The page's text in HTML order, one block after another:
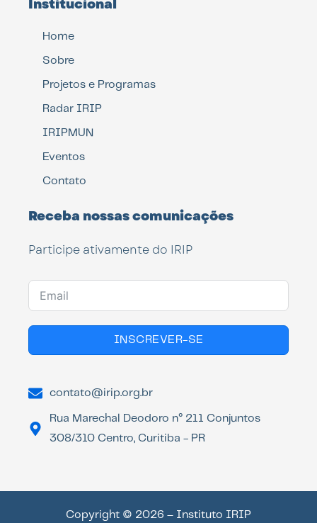
Institucional
Home
Sobre
Projetos e Programas
Radar IRIP
IRIPMUN
Eventos
Contato
Receba nossas comunicações
Participe ativamente do IRIP
INSCREVER-SE
contato@irip.org.br
Rua Marechal Deodoro n° 211 Conjuntos
308/310 Centro, Curitiba - PR
Copyright © 2026 – Instituto IRIP